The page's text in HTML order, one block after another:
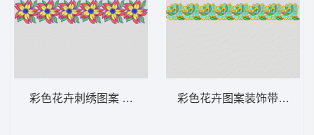
彩色花卉刺绣图案 条带状 水溶条码网布花边
彩色花卉图案装饰带 条带